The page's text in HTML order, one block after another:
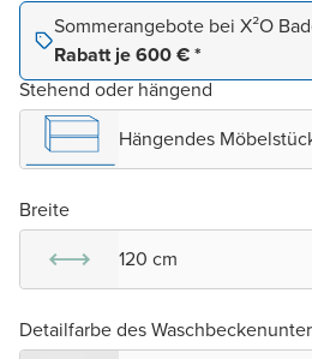
Sommerangebote bei X²O
Rabatt je 600 € *
Stehend oder hängend
Hängendes
Breite
120 cm
Detailfarbe des